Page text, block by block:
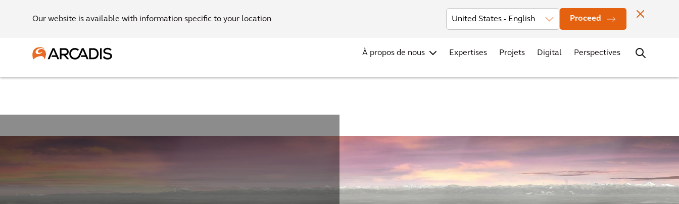
Our website is available with information specific to your location Proceed
Investisseurs News Localisation des bureaux Contacts
À propos de nous Expertises Projets Digital Perspectives